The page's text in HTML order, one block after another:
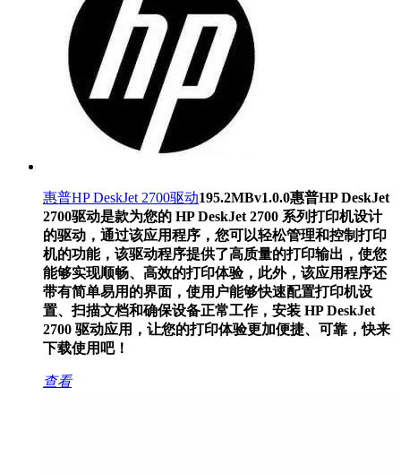
惠普HP DeskJet 2700驱动195.2MBv1.0.0惠普HP DeskJet
2700驱动是款为您的 HP DeskJet 2700 系列打印机设计
的驱动，通过该应用程序，您可以轻松管理和控制打印
机的功能，该驱动程序提供了高质量的打印输出，使您
能够实现顺畅、高效的打印体验，此外，该应用程序还
带有简单易用的界面，使用户能够快速配置打印机设
置、扫描文档和确保设备正常工作，安装 HP DeskJet
2700 驱动应用，让您的打印体验更加便捷、可靠，快来
下载使用吧！
查看